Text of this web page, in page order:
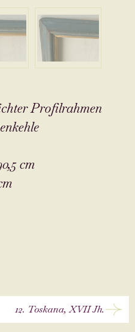
Profilrahmen
cm
12. Toskana, XVII Jh.